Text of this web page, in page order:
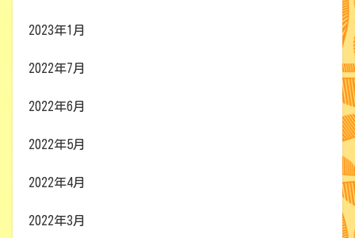
2023年1月
2022年7月
2022年6月
2022年5月
2022年4月
2022年3月